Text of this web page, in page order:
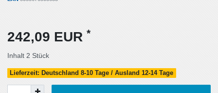
242,09 EUR *
Inhalt 2 Stück
Lieferzeit: Deutschland 8-10 Tage / Ausland 12-14 Tage